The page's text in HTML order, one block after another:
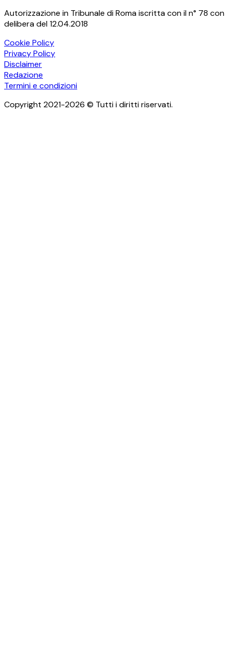
Autorizzazione in Tribunale di Roma iscritta con il n° 78 con
delibera del 12.04.2018
Cookie Policy
Privacy Policy
Disclaimer
Redazione
Termini e condizioni
Copyright 2021-2026 © Tutti i diritti riservati.